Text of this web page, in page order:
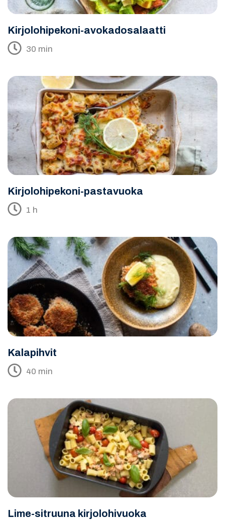
Kirjolohipekoni-avokadosalaatti
30 min
Kirjolohipekoni-pastavuoka
1 h
Kalapihvit
40 min
Lime-sitruuna kirjolohivuoka